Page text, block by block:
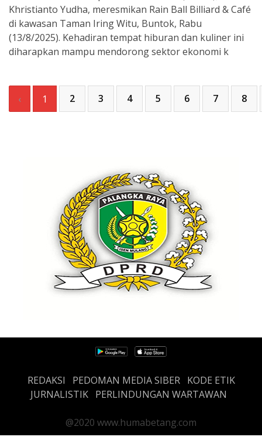
Khristianto Yudha, meresmikan Rain Ball Billiard & Café
di kawasan Taman Iring Witu, Buntok, Rabu
(13/8/2025). Kehadiran tempat hiburan dan kuliner ini
diharapkan mampu mendorong sektor ekonomi k
‹ 1 2 3 4 5 6 7 8
REDAKSI PEDOMAN MEDIA SIBER
KODE ETIK
JURNALISTIK PERLINDUNGAN WARTAWAN
@2020 www.humabetang.com